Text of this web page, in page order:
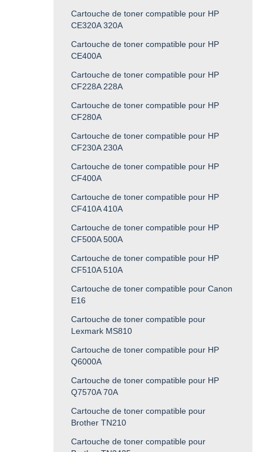
Cartouche de toner compatible pour HP
CE320A 320A
Cartouche de toner compatible pour HP
CE400A
Cartouche de toner compatible pour HP
CF228A 228A
Cartouche de toner compatible pour HP
CF280A
Cartouche de toner compatible pour HP
CF230A 230A
Cartouche de toner compatible pour HP
CF400A
Cartouche de toner compatible pour HP
CF410A 410A
Cartouche de toner compatible pour HP
CF500A 500A
Cartouche de toner compatible pour HP
CF510A 510A
Cartouche de toner compatible pour Canon
E16
Cartouche de toner compatible pour
Lexmark MS810
Cartouche de toner compatible pour HP
Q6000A
Cartouche de toner compatible pour HP
Q7570A 70A
Cartouche de toner compatible pour
Brother TN210
Cartouche de toner compatible pour